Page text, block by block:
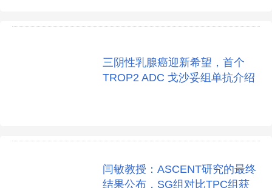
三阴性乳腺癌迎新希望，首个
TROP2 ADC 戈沙妥组单抗介绍
闫敏教授：ASCENT研究的最终
结果公布，SG组对比TPC组获